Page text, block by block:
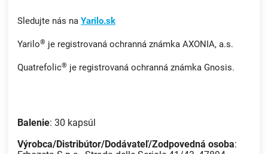
Sledujte nás na Yarilo.sk
Yarilo® je registrovaná ochranná známka AXONIA, a.s.
Quatrefolic® je registrovaná ochranná známka Gnosis.
Balenie: 30 kapsúl
Výrobca/Distribútor/Dodávateľ/Zodpovedná osoba: